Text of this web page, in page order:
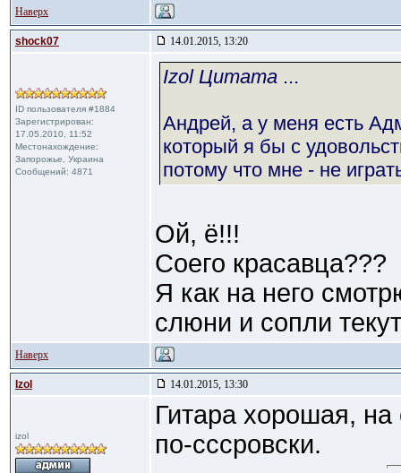
Наверх
shock07 14.01.2015, 13:20
ID пользователя #1884
Зарегистрирован:
17.05.2010, 11:52
Местонахождение:
Запорожье, Украина
Сообщений: 4871
Izol Цитата ...
Андрей, а у меня есть
который я бы с
потому что мне - не
Ой, ё!!!
Соего красавца???
Я как на него
слюни и сопли
Наверх
Izol 14.01.2015, 13:30
izol
Гитара хорошая, на
по-сссровски.